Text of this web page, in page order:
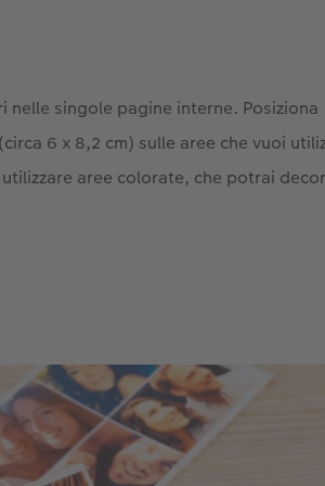
singole pagine interne. Posiziona
6 x 8,2 cm) sulle aree che vuoi
aree colorate, che potrai